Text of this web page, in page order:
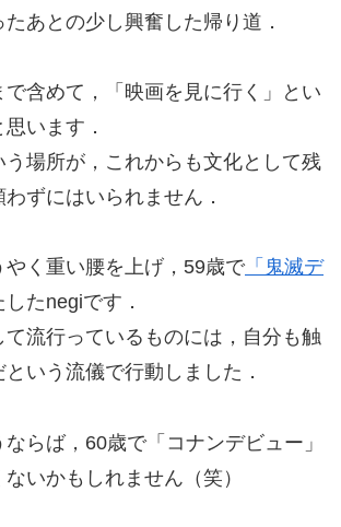
あとの少し興奮した帰り道．
で含めて，「映画を見に行く」とい
います．
う場所が，これからも文化として残
ずにはいられません．
やく重い腰を上げ，59歳で「鬼滅デ
したnegiです．
流行っているものには，自分も触
いう流儀で行動しました．
らば，60歳で「コナンデビュー」
いかもしれません（笑）